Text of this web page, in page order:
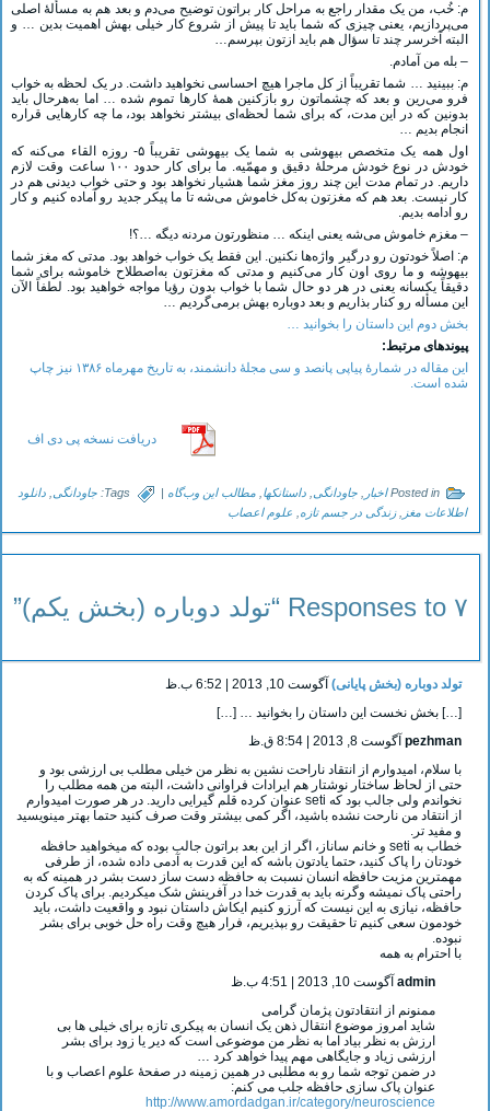
م: خُب، من یک مقدار راجع به مراحل کار براتون توضیح می‌دم و بعد هم به مسألۀ اصلی
می‌پردازیم، یعنی چیزی که شما باید تا پیش از شروع کار خیلی بهش اهمیت بدین … و
البته آخرسر چند تا سؤال هم باید ازتون بپرسم‌…
– بله من آمادم.
م: ببینید … شما تقریباً از کل ماجرا هیچ احساسی نخواهید داشت. در یک لحظه به خواب
فرو می‌رین و بعد که چشماتون رو بازکنین همۀ کارها تموم شده … اما به‌هرحال باید
بدونین که در این مدت، که برای شما لحظه‌ای بیشتر نخواهد بود، ما چه کارهایی قراره
انجام بدیم …
اول همه یک متخصص بیهوشی به شما یک بیهوشی تقریباً ۵- روزه القاء می‌کنه که
خودش در نوع خودش مرحلۀ دقیق و مهمّیه. ما برای کار حدود ۱۰۰ ساعت وقت لازم
داریم. در تمام مدت این چند روز مغز شما هشیار نخواهد بود و حتی خواب دیدنی هم در
کار نیست. بعد هم که مغزتون به‌کل خاموش می‌شه تا ما پیکر جدید رو آماده کنیم و کار
رو ادامه بدیم.
– مغزم خاموش می‌شه یعنی اینکه … منظورتون مردنه دیگه …؟!
م: اصلاً خودتون رو درگیر واژه‌ها نکنین. این فقط یک خواب خواهد بود. مدتی که مغز شما
بیهوشه و ما روی اون کار می‌کنیم و مدتی که مغزتون به‌اصطلاح خاموشه برای شما
دقیقاً یکسانه یعنی در هر دو حال شما با خواب بدون رؤیا مواجه خواهید بود. لطفاً الآن
این مسأله رو کنار بذاریم و بعد دوباره بهش برمی‌گردیم …
بخش دوم این داستان را بخوانید …
پیوندهای مرتبط:
این مقاله در شمارۀ پیاپی پانصد و سی مجلۀ دانشمند، به تاریخ مهرماه ۱۳۸۶ نیز چاپ
شده است.
دریافت نسخه پی دی اف
اخبار جاودانگی داستانکها مطالب این وب‌گاه | جاودانگی دانلود
اطلاعات مغز
,زندگی در جسم تازه علوم اعصاب
۷ Responses to “تولد دوباره (بخش یکم)”
تولد دوباره (بخش پایانی) آگوست 10, 2013 | 6:52 ب.ظ
[…] بخش نخست این داستان را بخوانید … […]
pezhman آگوست 8, 2013 | 8:54 ق.ظ
با سلام، امیدوارم از انتقاد ناراحت نشین به نظر من خیلی مطلب بی ارزشی بود و
حتی از لحاظ ساختار نوشتار هم ایرادات فراوانی داشت، البته من همه مطلب را
نخواندم ولی جالب بود که seti عنوان کرده قلم گیرایی دارید. در هر صورت امیدوارم
از انتقاد من نارحت نشده باشید، اگر کمی بیشتر وقت صرف کنید حتما بهتر مینویسید
و مفید تر.
خطاب به seti و خانم ساناز، اگر از این بعد براتون جالب بوده که میخواهید حافظه
خودتان را پاک کنید، حتما یادتون باشه که این قدرت به آدمی داده شده، از طرفی
مهمترین مزیت حافظه انسان نسبت به حافظه دست ساز دست بشر در همینه که به
راحتی پاک نمیشه وگرنه باید به قدرت خدا در آفرینش شک میکردیم. برای پاک کردن
حافظه، نیازی به این نیست که آرزو کنیم ایکاش داستان نبود و واقعیت داشت، باید
خودمون سعی کنیم تا حقیقت رو بپذیریم، فرار هیچ وقت راه حل خوبی برای بشر
نبوده.
با احترام به همه
admin آگوست 10, 2013 | 4:51 ب.ظ
ممنونم از انتقادتون پژمان گرامی
شاید امروز موضوع انتقال ذهن یک انسان به پیکری تازه برای خیلی ها بی
ارزش به نظر بیاد اما به نظر من موضوعی است که دیر یا زود برای بشر
ارزشی زیاد و جایگاهی مهم پیدا خواهد کرد …
در ضمن توجه شما رو به مطلبی در همین زمینه در صفحۀ علوم اعصاب و با
عنوان پاک سازی حافظه جلب می کنم:
http://www.amordadgan.ir/category/neuroscience